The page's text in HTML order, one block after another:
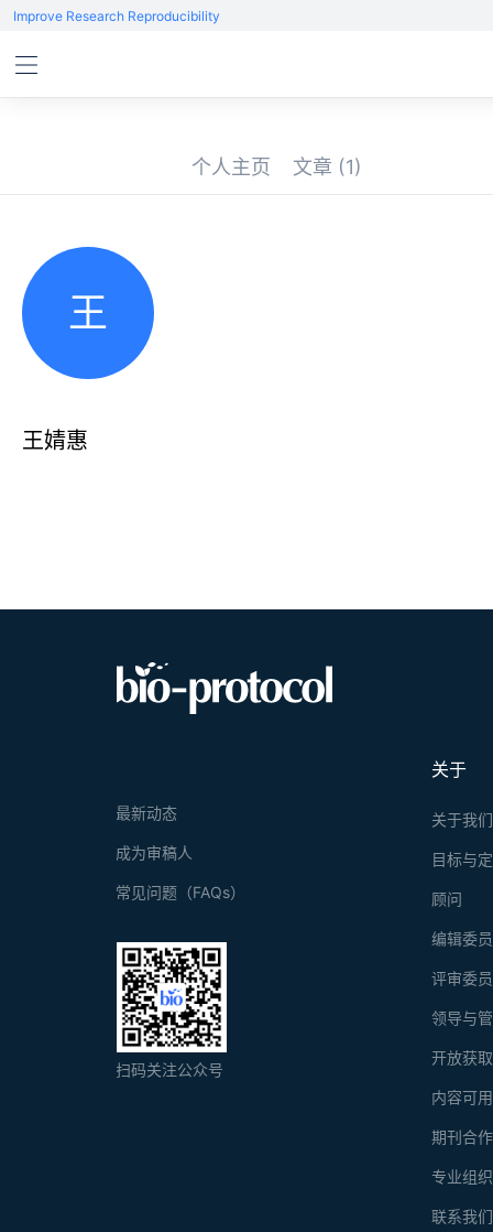
Improve Research Reproducibility
个人主页 文章 (1)
王
王婧惠
关于
关于我们
目标与
顾问
编辑委
评审委
领导与
开放获
内容可
期刊合
专业组
联系我们
最新动态
成为审稿人
常见问题（FAQs）
扫码关注公众号